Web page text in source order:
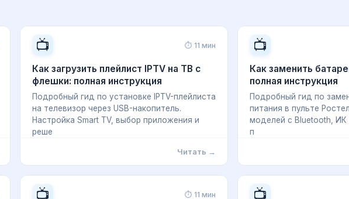
📺 ⏱ 11 мин
Как загрузить плейлист IPTV на ТВ с
флешки: полная инструкция
Подробный гид по установке IPTV-плейлиста
на телевизор через USB-накопитель.
Настройка Smart TV, выбор приложения и
реше
Читать →
📺
Как заменить
полная инструкция
Подробный гид по
питания в пульте
моделей с Bluetooth, ИК
п
📺 ⏱ 11 мин 📺